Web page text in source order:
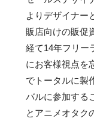
よりデザイナー
販店向けの販促
経て14年フリー
にお客様視点を
でトータルに製
バルに参加する
とアニメオタク